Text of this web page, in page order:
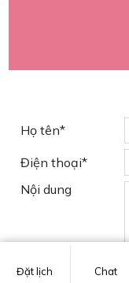
Họ tên*
Điện thoại*
Nội dung
Đặt lịch Chat